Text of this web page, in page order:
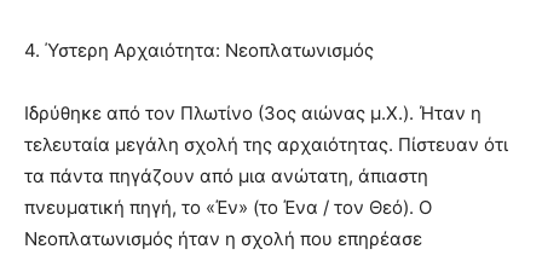
4. Ύστερη Αρχαιότητα: Νεοπλατωνισμός
Ιδρύθηκε από τον Πλωτίνο (3ος αιώνας μ.Χ.). Ήταν η
τελευταία μεγάλη σχολή της αρχαιότητας. Πίστευαν ότι
τα πάντα πηγάζουν από μια ανώτατη, άπιαστη
πνευματική πηγή, το «Έν» (το Ένα / τον Θεό). Ο
Νεοπλατωνισμός ήταν η σχολή που επηρέασε